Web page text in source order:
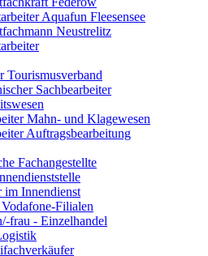
Aquafun Fleesensee
Neustrelitz
Tourismusverband
Sachbearbeiter
Mahn- und Klagewesen
Auftragsbearbeitung
Fachangestellte
im Innendienst
Filialen
frau - Einzelhandel